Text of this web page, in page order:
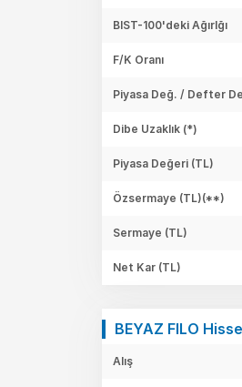
BIST-100'deki Ağırlğı
F/K Oranı
Piyasa Değ. / Defter
Dibe Uzaklık (*)
Piyasa Değeri (TL)
Özsermaye (TL)(**)
Sermaye (TL)
Net Kar (TL)
BEYAZ FILO
Alış